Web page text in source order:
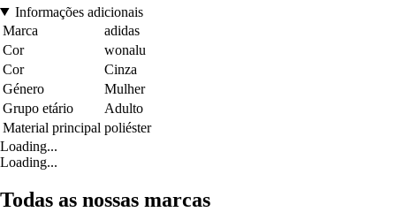
Informações adicionais
Marca
adidas
Cor
wonalu
Cor
Cinza
Género
Mulher
Grupo etário
Adulto
Material principal poliéster
Loading...
Loading...
Todas as nossas marcas